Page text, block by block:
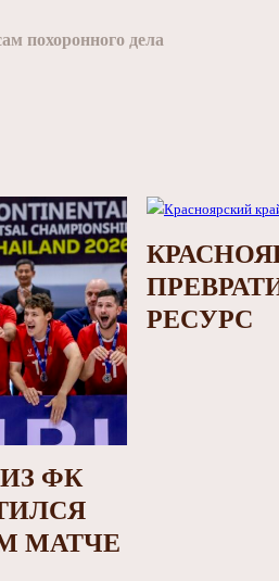
похоронного дела
ФК
МАТЧЕ
РЕСУРС